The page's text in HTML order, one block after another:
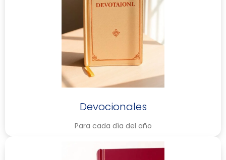
Devocionales
Para cada día del año